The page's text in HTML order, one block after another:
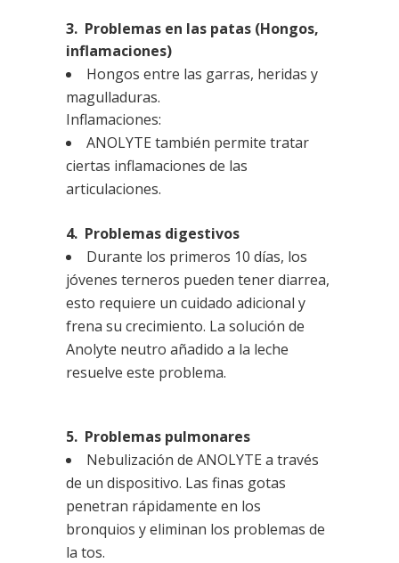
3. Problemas en las patas (Hongos,
inflamaciones)
Hongos entre las garras, heridas y
magulladuras.
Inflamaciones:
ANOLYTE también permite tratar
ciertas inflamaciones de las
articulaciones.
4. Problemas digestivos
Durante los primeros 10 días, los
jóvenes terneros pueden tener diarrea,
esto requiere un cuidado adicional y
frena su crecimiento. La solución de
Anolyte neutro añadido a la leche
resuelve este problema.
5. Problemas pulmonares
Nebulización de ANOLYTE a través
de un dispositivo. Las finas gotas
penetran rápidamente en los
bronquios y eliminan los problemas de
la tos.